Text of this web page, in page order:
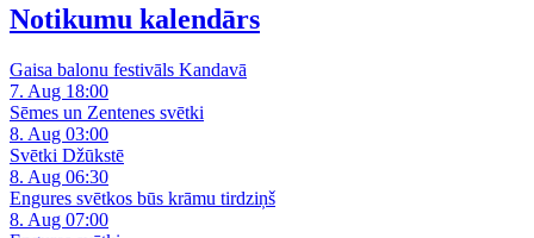
Notikumu kalendārs
Gaisa balonu festivāls Kandavā
7. Aug 18:00
Sēmes un Zentenes svētki
8. Aug 03:00
Svētki Džūkstē
8. Aug 06:30
Engures svētkos būs krāmu tirdziņš
8. Aug 07:00